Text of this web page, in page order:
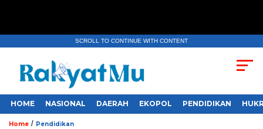
SCROLL TO CONTINUE WITH CONTENT
HOME NASIONAL DAERAH EKOPOL PENDIDIKAN
Home / Pendidikan